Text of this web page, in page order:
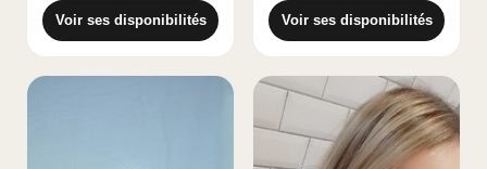
Voir ses disponibilités Voir ses disponibilités